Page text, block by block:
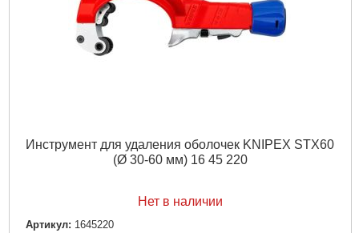
Инструмент для удаления оболочек KNIPEX STX60
(Ø 30-60 мм) 16 45 220
Нет в наличии
Артикул: 1645220